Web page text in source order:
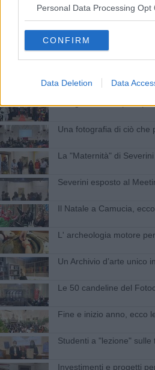
Personal Data Processing Opt
CONFIRM
Data Deletion Data
IV Mostra internazionale
Rinascenze nell’arte
Manifestazione a
Una fotografia di ciò che
La "Maternità" di
Severini esposto al
​Il Natale a Camucia,
L' archeologia motore
​Un Archivio d’arte unico
Le 50 candeline del
Fine e inizio anno, ecco
Studenti a "lezione"
Investimenti e progetti